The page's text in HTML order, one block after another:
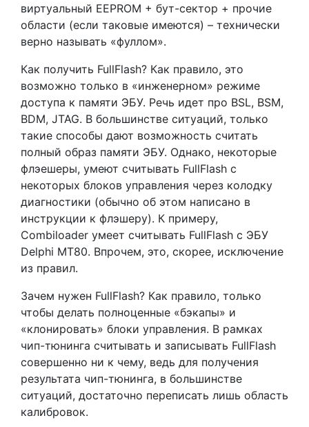
виртуальный EEPROM + бут-сектор + прочие
области (если таковые имеются) – технически
верно называть «фуллом».
Как получить FullFlash? Как правило, это
возможно только в «инженерном» режиме
доступа к памяти ЭБУ. Речь идет про BSL, BSM,
BDM, JTAG. В большинстве ситуаций, только
такие способы дают возможность считать
полный образ памяти ЭБУ. Однако, некоторые
флэешеры, умеют считывать FullFlash с
некоторых блоков управления через колодку
диагностики (обычно об этом написано в
инструкции к флэшеру). К примеру,
Combiloader умеет считывать FullFlash c ЭБУ
Delphi MT80. Впрочем, это, скорее, исключение
из правил.
Зачем нужен FullFlash? Как правило, только
чтобы делать полноценные «бэкапы» и
«клонировать» блоки управления. В рамках
чип-тюнинга считывать и записывать FullFlash
совершенно ни к чему, ведь для получения
результата чип-тюнинга, в большинстве
ситуаций, достаточно переписать лишь область
калибровок.